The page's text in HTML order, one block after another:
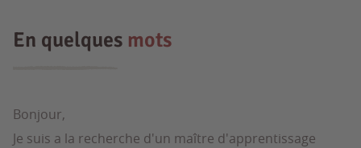
En quelques mots
Bonjour,
Je suis a la recherche d'un maître d'apprentissage